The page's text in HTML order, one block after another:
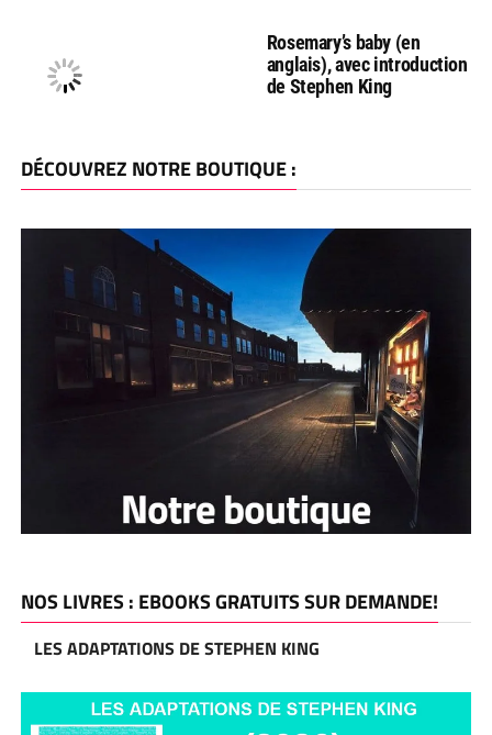
Rosemary’s baby (en
anglais), avec introduction
de Stephen King
DÉCOUVREZ NOTRE BOUTIQUE :
NOS LIVRES : EBOOKS GRATUITS SUR DEMANDE!
LES ADAPTATIONS DE STEPHEN KING